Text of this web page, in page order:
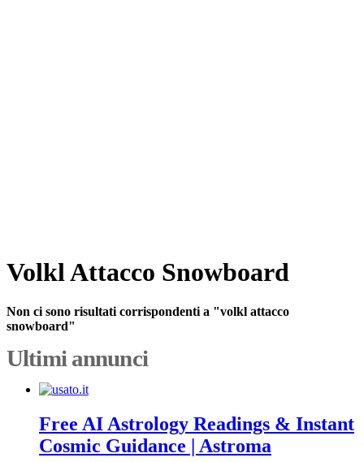
Volkl Attacco Snowboard
Non ci sono risultati corrispondenti a "volkl attacco
snowboard"
Ultimi annunci
Free AI Astrology Readings & Instant
Cosmic Guidance | Astroma